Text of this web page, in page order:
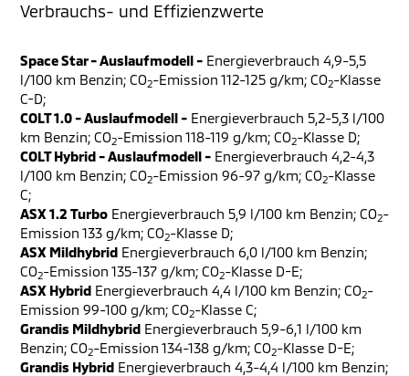
Verbrauchs- und Effizienzwerte
Space Star - Auslaufmodell - Energieverbrauch 4,9-5,5
l/100 km Benzin; CO2-Emission 112-125 g/km; CO2-Klasse
C-D;
COLT 1.0 - Auslaufmodell - Energieverbrauch 5,2-5,3 l/100
km Benzin; CO2-Emission 118-119 g/km; CO2-Klasse D;
COLT Hybrid - Auslaufmodell - Energieverbrauch 4,2-4,3
l/100 km Benzin; CO2-Emission 96-97 g/km; CO2-Klasse
C;
ASX 1.2 Turbo Energieverbrauch 5,9 l/100 km Benzin; CO2-
Emission 133 g/km; CO2-Klasse D;
ASX Mildhybrid Energieverbrauch 6,0 l/100 km Benzin;
CO2-Emission 135-137 g/km; CO2-Klasse D-E;
ASX Hybrid Energieverbrauch 4,4 l/100 km Benzin; CO2-
Emission 99-100 g/km; CO2-Klasse C;
Grandis Mildhybrid Energieverbrauch 5,9-6,1 l/100 km
Benzin; CO2-Emission 134-138 g/km; CO2-Klasse D-E;
Grandis Hybrid Energieverbrauch 4,3-4,4 l/100 km Benzin;